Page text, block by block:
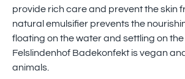
provide rich care and prevent the skin
natural emulsifier prevents the
floating on the water and settling on the
Felslindenhof Badekonfekt is vegan
animals.